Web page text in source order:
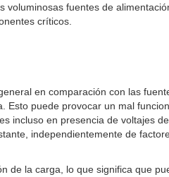
fuentes de
críticos.
en comparación con las
puede provocar un mal
incluso en presencia de voltajes
independientemente de
de la carga, lo que significa que